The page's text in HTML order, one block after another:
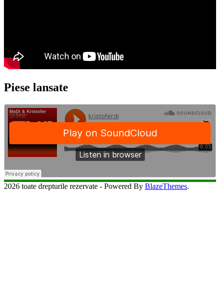
Piese lansate
2026 toate drepturile rezervate - Powered By BlazeThemes.